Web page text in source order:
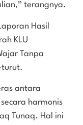
terangnya.
Hasil
KLU
Tanpa
turut.
antara
harmonis
Tunaq. Hal ini